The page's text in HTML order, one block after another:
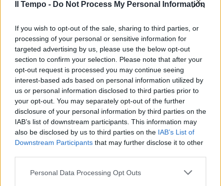
Il Tempo - Do Not Process My Personal Information
If you wish to opt-out of the sale, sharing to third parties, or
processing of your personal or sensitive information for
targeted advertising by us, please use the below opt-out
section to confirm your selection. Please note that after your
opt-out request is processed you may continue seeing
interest-based ads based on personal information utilized by
us or personal information disclosed to third parties prior to
your opt-out. You may separately opt-out of the further
disclosure of your personal information by third parties on the
IAB’s list of downstream participants. This information may
also be disclosed by us to third parties on the IAB’s List of
Downstream Participants that may further disclose it to other
Personal Data Processing Opt Outs
F1 Alonso: «Gran risultato per
salutare Renault» Fernando
Alonso vuole regalare alla
Renault «un grande risultato»
prima di voltare pagina con la
Ferrari.
28/10/2009
Finalmente Alonso
30/09/2009